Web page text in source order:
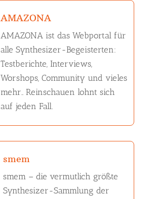
AMAZONA
AMAZONA ist das Webportal für
alle Synthesizer-Begeisterten:
Testberichte, Interviews,
Worshops, Community und vieles
mehr.. Reinschauen lohnt sich
auf jeden Fall.
smem
smem – die vermutlich größte
Synthesizer-Sammlung der